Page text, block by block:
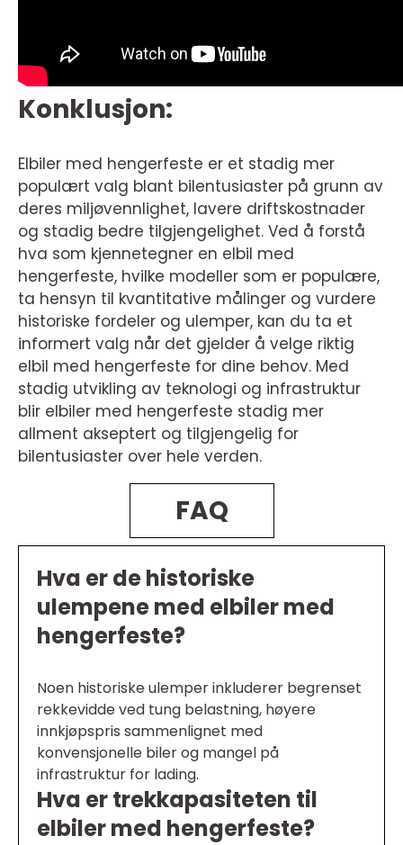
Konklusjon:
Elbiler med hengerfeste er et stadig mer
populært valg blant bilentusiaster på grunn av
deres miljøvennlighet, lavere driftskostnader
og stadig bedre tilgjengelighet. Ved å forstå
hva som kjennetegner en elbil med
hengerfeste, hvilke modeller som er populære,
ta hensyn til kvantitative målinger og vurdere
historiske fordeler og ulemper, kan du ta et
informert valg når det gjelder å velge riktig
elbil med hengerfeste for dine behov. Med
stadig utvikling av teknologi og infrastruktur
blir elbiler med hengerfeste stadig mer
allment akseptert og tilgjengelig for
bilentusiaster over hele verden.
FAQ
Hva er de historiske
ulempene med elbiler med
hengerfeste?
Noen historiske ulemper inkluderer begrenset
rekkevidde ved tung belastning, høyere
innkjøpspris sammenlignet med
konvensjonelle biler og mangel på
infrastruktur for lading.
Hva er trekkapasiteten til
elbiler med hengerfeste?